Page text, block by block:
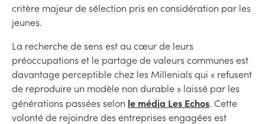
critère majeur de sélection pris en considération par les
jeunes.
La recherche de sens est au cœur de leurs
préoccupations et le partage de valeurs communes est
davantage perceptible chez les Millenials qui « refusent
de reproduire un modèle non durable » laissé par les
générations passées selon le média Les Echos. Cette
volonté de rejoindre des entreprises engagées est